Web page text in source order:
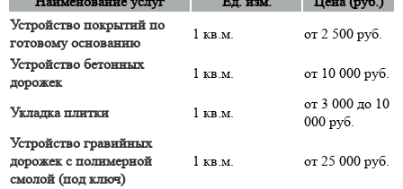
Устройство покрытий по
готовому основанию
1 кв.м.
от 2 500 руб.
Устройство бетонных
дорожек
1 кв.м. от 10 000 руб.
Укладка плитки 1 кв.м.
от 3 000 до 10
000 руб.
Устройство гравийных
дорожек с полимерной
смолой (под ключ)
1 кв.м. от 25 000 руб.